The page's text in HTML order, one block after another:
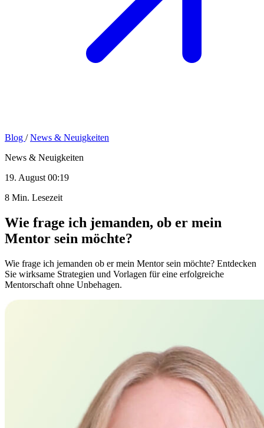
Blog / News & Neuigkeiten
News & Neuigkeiten
19. August 00:19
8 Min. Lesezeit
Wie frage ich jemanden, ob er mein
Mentor sein möchte?
Wie frage ich jemanden ob er mein Mentor sein möchte? Entdecken
Sie wirksame Strategien und Vorlagen für eine erfolgreiche
Mentorschaft ohne Unbehagen.